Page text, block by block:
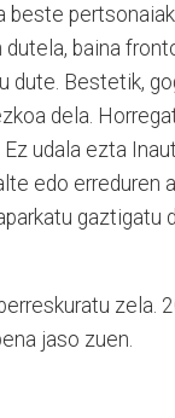
baina
dute. Bestetik,
dela.
udala ezta
edo erreduren
gaztigatu
zela.
jaso zuen.